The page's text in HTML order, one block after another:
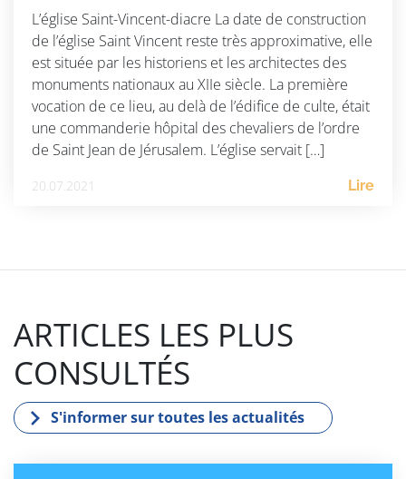
L’église Saint-Vincent-diacre La date de construction
de l’église Saint Vincent reste très approximative, elle
est située par les historiens et les architectes des
monuments nationaux au XIIe siècle. La première
vocation de ce lieu, au delà de l’édifice de culte, était
une commanderie hôpital des chevaliers de l’ordre
de Saint Jean de Jérusalem. L’église servait […]
20.07.2021 Lire
ARTICLES LES PLUS
CONSULTÉS
S'informer sur toutes les actualités